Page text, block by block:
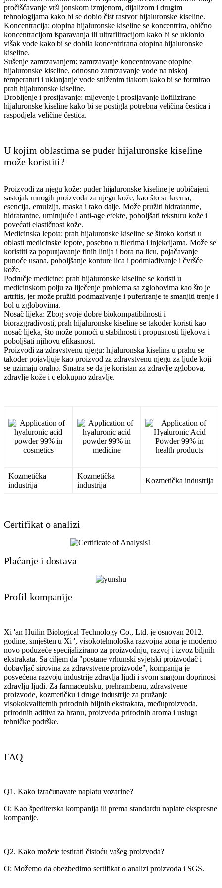
pročišćavanje vrši jonskom izmjenom, dijalizom i drugim
tehnologijama kako bi se dobio čist rastvor hijaluronske kiseline.
Koncentracija: otopina hijaluronske kiseline se koncentrira, obično
koncentracijom isparavanja ili ultrafiltracijom kako bi se uklonio
višak vode kako bi se dobila koncentrirana otopina hijaluronske
kiseline.
Sušenje zamrzavanjem: zamrzavanje koncentrovane otopine
hijaluronske kiseline, odnosno zamrzavanje vode na niskoj
temperaturi i uklanjanje vode sniženim tlakom kako bi se formirao
prah hijaluronske kiseline.
Drobljenje i prosijavanje: mljevenje i prosijavanje liofilizirane
hijaluronske kiseline kako bi se postigla potrebna veličina čestica i
raspodjela veličine čestica.
U kojim oblastima se puder hijaluronske kiseline
može koristiti?
Proizvodi za njegu kože: puder hijaluronske kiseline je uobičajeni
sastojak mnogih proizvoda za njegu kože, kao što su krema,
esencija, emulzija, maska ​​i tako dalje. Može pružiti hidratantne,
hidratantne, umirujuće i anti-age efekte, poboljšati teksturu kože i
povećati elastičnost kože.
Medicinska lepota: prah hijaluronske kiseline se široko koristi u
oblasti medicinske lepote, posebno u filerima i injekcijama. Može se
koristiti za popunjavanje finih linija i bora na licu, pojačavanje
punoće usana, poboljšanje konture lica i podmlađivanje i čvršće
kože.
Područje medicine: prah hijaluronske kiseline se koristi u
medicinskom polju za liječenje problema sa zglobovima kao što je
artritis, jer može pružiti podmazivanje i puferiranje te smanjiti trenje i
bol u zglobovima.
Nosač lijeka: Zbog svoje dobre biokompatibilnosti i
biorazgradivosti, prah hijaluronske kiseline se također koristi kao
nosač lijeka, što može pomoći u stabilnosti i propusnosti lijekova i
poboljšati njihovu efikasnost.
Proizvodi za zdravstvenu njegu: hijaluronska kiselina u prahu se
također pojavljuje kao proizvod za zdravstvenu njegu za ljude koji
se uzimaju oralno. Smatra se da je koristan za zdravlje zglobova,
zdravlje kože i cjelokupno zdravlje.
Kozmetička
industrija
Kozmetička
industrija
Kozmetička industrija
Certifikat o analizi
Plaćanje i dostava
Profil kompanije
Xi 'an Huilin Biological Technology Co., Ltd. je osnovan 2012.
godine, smješten u Xi ', visokotehnološka razvojna zona je moderno
novo poduzeće specijalizirano za proizvodnju, razvoj i izvoz biljnih
ekstrakata. Sa ciljem da "postane vrhunski svjetski proizvođač i
dobavljač sirovina za zdravstvene proizvode", kompanija je
posvećena razvoju industrije zdravlja ljudi i svom snagom doprinosi
zdravlju ljudi. Za farmaceutsku, prehrambenu, zdravstvene
proizvode, kozmetičku i druge industrije za pružanje
visokokvalitetnih prirodnih biljnih ekstrakata, međuproizvoda,
prirodnih aditiva za hranu, proizvoda prirodnih aroma i usluga
tehničke podrške.
FAQ
Q1. Kako izračunavate naplatu vozarine?
O: Kao špediterska kompanija ili prema standardu naplate ekspresne
kompanije.
Q2. Kako možete testirati čistoću vašeg proizvoda?
O: Možemo da obezbedimo sertifikat o analizi proizvoda i SGS.